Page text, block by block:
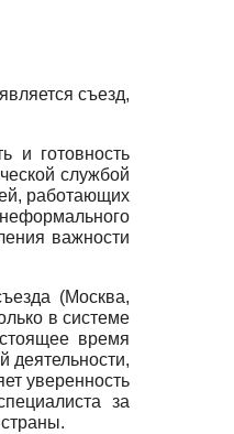
съезд,
и готовность
службой
работающих
важности
(Москва,
в системе
время
деятельности,
уверенность
за